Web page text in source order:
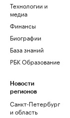
Технологии и
медиа
Финансы
Биографии
База знаний
РБК Образование
Новости
регионов
Санкт-Петербург
и область